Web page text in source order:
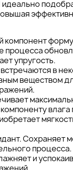
компонент
процесса
упругость.
в
веществом
влага
Сохраняет
процесса.
и